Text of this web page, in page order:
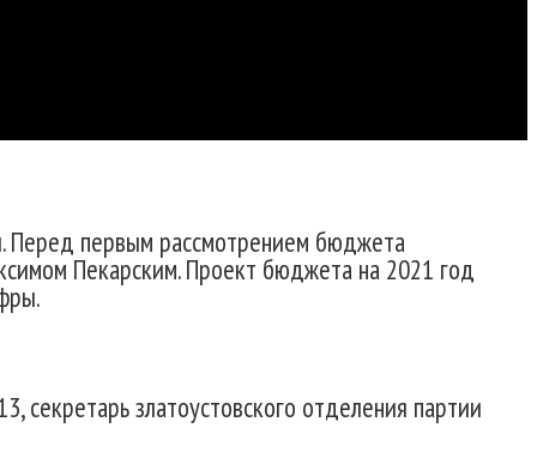
Перед первым рассмотрением бюджета
Пекарским. Проект бюджета на 2021 год
златоустовского отделения партии